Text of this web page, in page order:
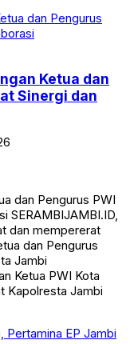
Ketua dan
Sinergi dan
dan Pengurus PWI
SERAMBIJAMBI.ID,
dan mempererat
dan Pengurus
Jambi
Ketua PWI Kota
Kapolresta Jambi